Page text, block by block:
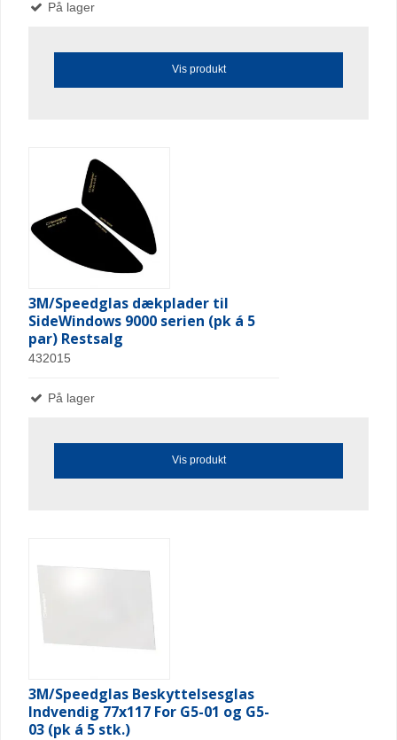
På lager
Vis produkt
3M/Speedglas dækplader til
SideWindows 9000 serien (pk á 5
par) Restsalg
432015
På lager
Vis produkt
3M/Speedglas Beskyttelsesglas
Indvendig 77x117 For G5-01 og G5-
03 (pk á 5 stk.)